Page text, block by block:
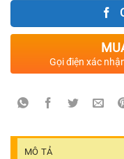
Gọi điện xác
MÔ TẢ